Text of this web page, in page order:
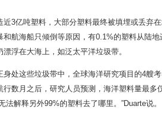
亿吨塑料，大部分塑料最终被填埋或丢弃在
和航海船只倾倒等原因，有0.1%的塑料从陆
浮在大海上，如泛太平洋垃圾带。
这些垃圾带中，全球海洋研究项目的4艘考
数月之后，研究人员预测，海洋塑料量最
法解释另外99%的塑料去了哪里。”Duarte说。